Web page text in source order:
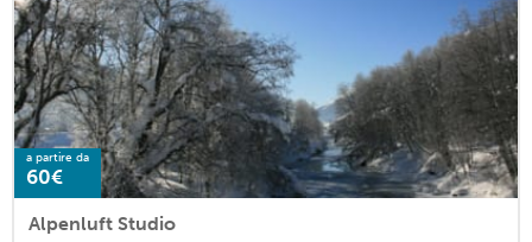
a partire da
60€
Alpenluft Studio